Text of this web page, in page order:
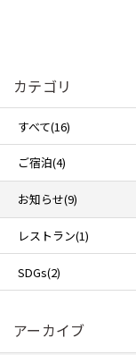
カテゴリ
すべて(16)
ご宿泊(4)
お知らせ(9)
レストラン(1)
SDGs(2)
アーカイブ